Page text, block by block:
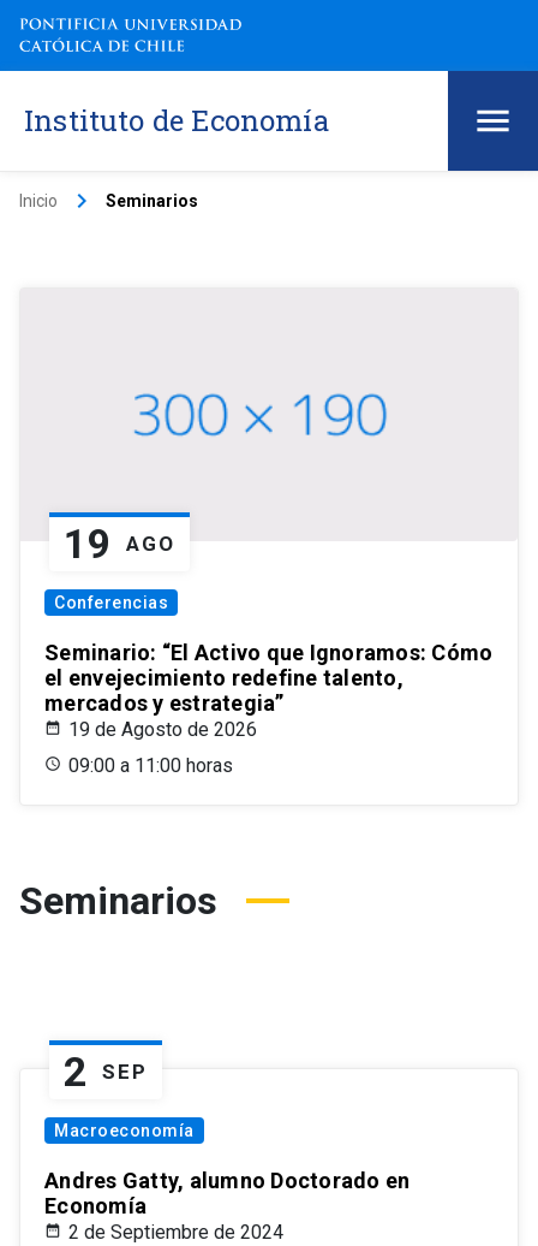
Instituto de Economía
Inicio keyboard_arrow_right Seminarios
19 AGO
Conferencias
Seminario: “El Activo que Ignoramos: Cómo
el envejecimiento redefine talento,
mercados y estrategia”
19 de Agosto de 2026
09:00 a 11:00 horas
Seminarios
2 SEP
Macroeconomía
Andres Gatty, alumno Doctorado en
Economía
2 de Septiembre de 2024